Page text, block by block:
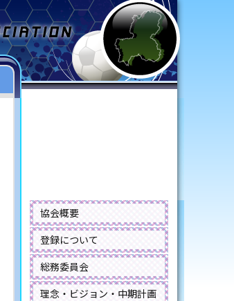
協会概要
登録について
総務委員会
理念・ビジョン・中期計画